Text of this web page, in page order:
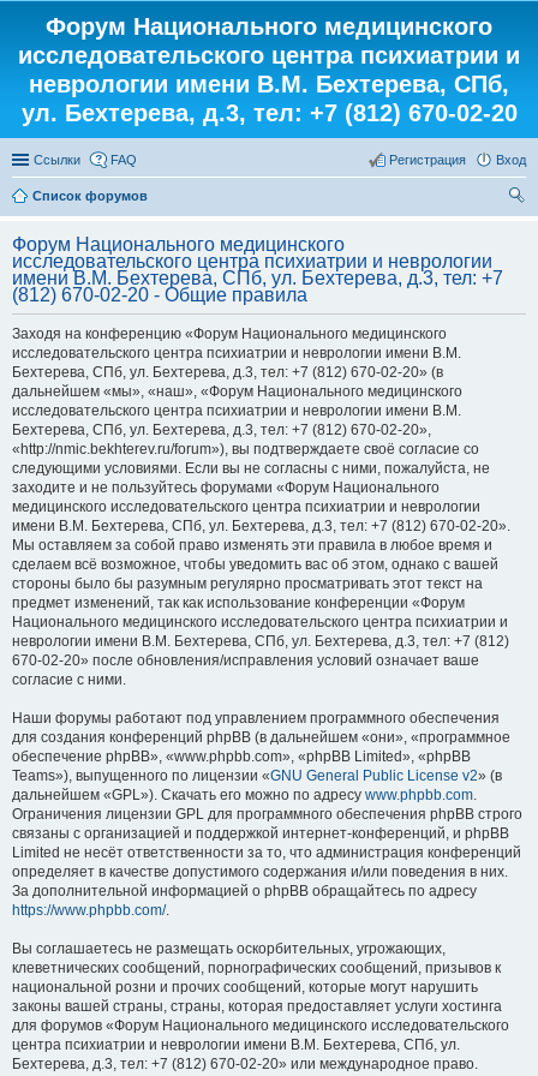
Форум Национального медицинского
исследовательского центра психиатрии и
неврологии имени В.М. Бехтерева, СПб,
ул. Бехтерева, д.3, тел: +7 (812) 670-02-20
Ссылки FAQ Вход
Регистрация
Список форумов
Форум Национального медицинского
исследовательского центра психиатрии и неврологии
имени В.М. Бехтерева, СПб, ул. Бехтерева, д.3, тел: +7
(812) 670-02-20 - Общие правила
Заходя на конференцию «Форум Национального медицинского
исследовательского центра психиатрии и неврологии имени В.М.
Бехтерева, СПб, ул. Бехтерева, д.3, тел: +7 (812) 670-02-20» (в
дальнейшем «мы», «наш», «Форум Национального медицинского
исследовательского центра психиатрии и неврологии имени В.М.
Бехтерева, СПб, ул. Бехтерева, д.3, тел: +7 (812) 670-02-20»,
«http://nmic.bekhterev.ru/forum»), вы подтверждаете своё согласие со
следующими условиями. Если вы не согласны с ними, пожалуйста, не
заходите и не пользуйтесь форумами «Форум Национального
медицинского исследовательского центра психиатрии и неврологии
имени В.М. Бехтерева, СПб, ул. Бехтерева, д.3, тел: +7 (812) 670-02-20».
Мы оставляем за собой право изменять эти правила в любое время и
сделаем всё возможное, чтобы уведомить вас об этом, однако с вашей
стороны было бы разумным регулярно просматривать этот текст на
предмет изменений, так как использование конференции «Форум
Национального медицинского исследовательского центра психиатрии и
неврологии имени В.М. Бехтерева, СПб, ул. Бехтерева, д.3, тел: +7 (812)
670-02-20» после обновления/исправления условий означает ваше
согласие с ними.
Наши форумы работают под управлением программного обеспечения
для создания конференций phpBB (в дальнейшем «они», «программное
обеспечение phpBB», «www.phpbb.com», «phpBB Limited», «phpBB
Teams»), выпущенного по лицензии «GNU General Public License v2» (в
дальнейшем «GPL»). Скачать его можно по адресу www.phpbb.com.
Ограничения лицензии GPL для программного обеспечения phpBB строго
связаны с организацией и поддержкой интернет-конференций, и phpBB
Limited не несёт ответственности за то, что администрация конференций
определяет в качестве допустимого содержания и/или поведения в них.
За дополнительной информацией о phpBB обращайтесь по адресу
https://www.phpbb.com/.
Вы соглашаетесь не размещать оскорбительных, угрожающих,
клеветнических сообщений, порнографических сообщений, призывов к
национальной розни и прочих сообщений, которые могут нарушить
законы вашей страны, страны, которая предоставляет услуги хостинга
для форумов «Форум Национального медицинского исследовательского
центра психиатрии и неврологии имени В.М. Бехтерева, СПб, ул.
Бехтерева, д.3, тел: +7 (812) 670-02-20» или международное право.